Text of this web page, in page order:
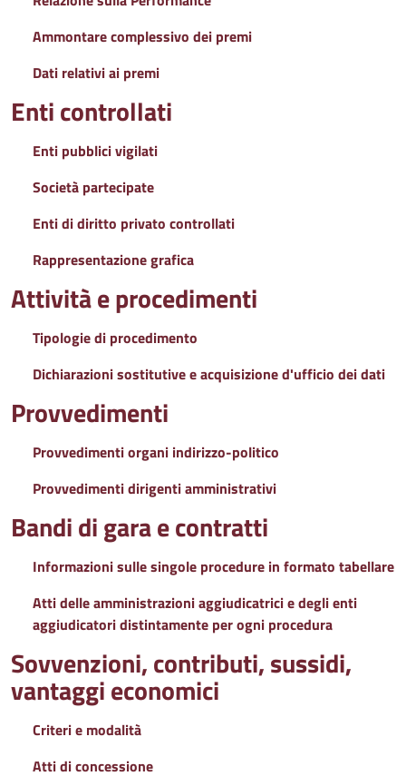
Ammontare complessivo dei premi
Dati relativi ai premi
Enti controllati
Enti pubblici vigilati
Società partecipate
Enti di diritto privato controllati
Rappresentazione grafica
Attività e procedimenti
Tipologie di procedimento
Dichiarazioni sostitutive e acquisizione d'ufficio dei dati
Provvedimenti
Provvedimenti organi indirizzo-politico
Provvedimenti dirigenti amministrativi
Bandi di gara e contratti
Informazioni sulle singole procedure in formato tabellare
Atti delle amministrazioni aggiudicatrici e degli enti
aggiudicatori distintamente per ogni procedura
Sovvenzioni, contributi, sussidi,
vantaggi economici
Criteri e modalità
Atti di concessione